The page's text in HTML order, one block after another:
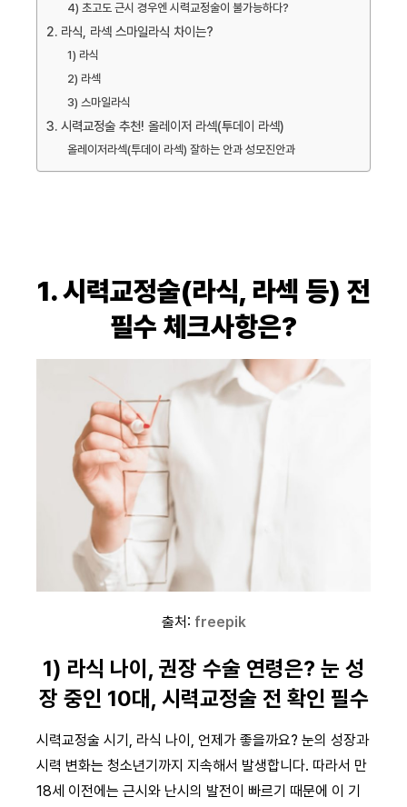
4) 초고도 근시 경우엔 시력교정술이 불가능하다?
2. 라식, 라섹 스마일라식 차이는?
1) 라식
2) 라섹
3) 스마일라식
3. 시력교정술 추천! 올레이저 라섹(투데이 라섹)
올레이저라섹(투데이 라섹) 잘하는 안과 성모진안과
1. 시력교정술(라식, 라섹 등) 전
필수 체크사항은?
출처: freepik
1) 라식 나이, 권장 수술 연령은? 눈 성
장 중인 10대, 시력교정술 전 확인 필수
시력교정술 시기, 라식 나이, 언제가 좋을까요? 눈의 성장과
시력 변화는 청소년기까지 지속해서 발생합니다. 따라서 만
18세 이전에는 근시와 난시의 발전이 빠르기 때문에 이 기